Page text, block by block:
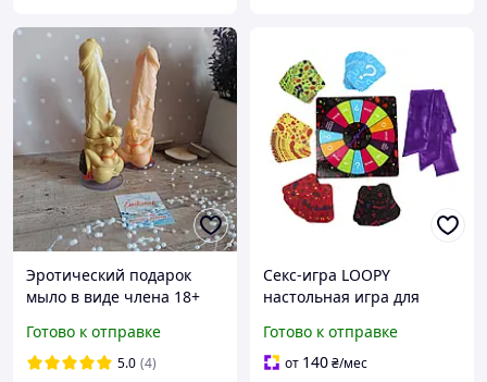
Эротический подарок
мыло в виде члена 18+
девушек
Готово к отправке
5.0 (4)
Секс-игра LOOPY
настольная игра для
сексуальных желаний и
новых ощущений Asgard
Готово к отправке
от 140₴/мес